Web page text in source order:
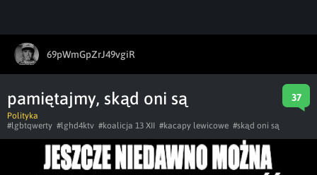
69pWmGpZrJ49vgiR
pamiętajmy, skąd oni są 37
Polityka
#lgbtqwerty #lghd4ktv #koalicja 13 XII #kacapy lewicowe #skąd oni są